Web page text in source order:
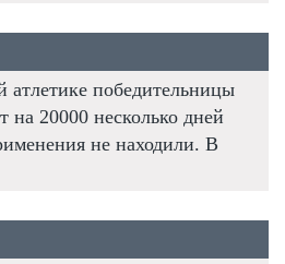
атлетике победительницы
на 20000 несколько дней
не находили. В